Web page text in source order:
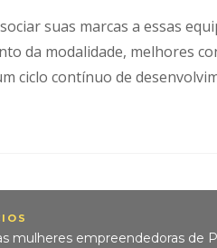
suas marcas a essas
da modalidade, melhores
ciclo contínuo de
mulheres empreendedoras de